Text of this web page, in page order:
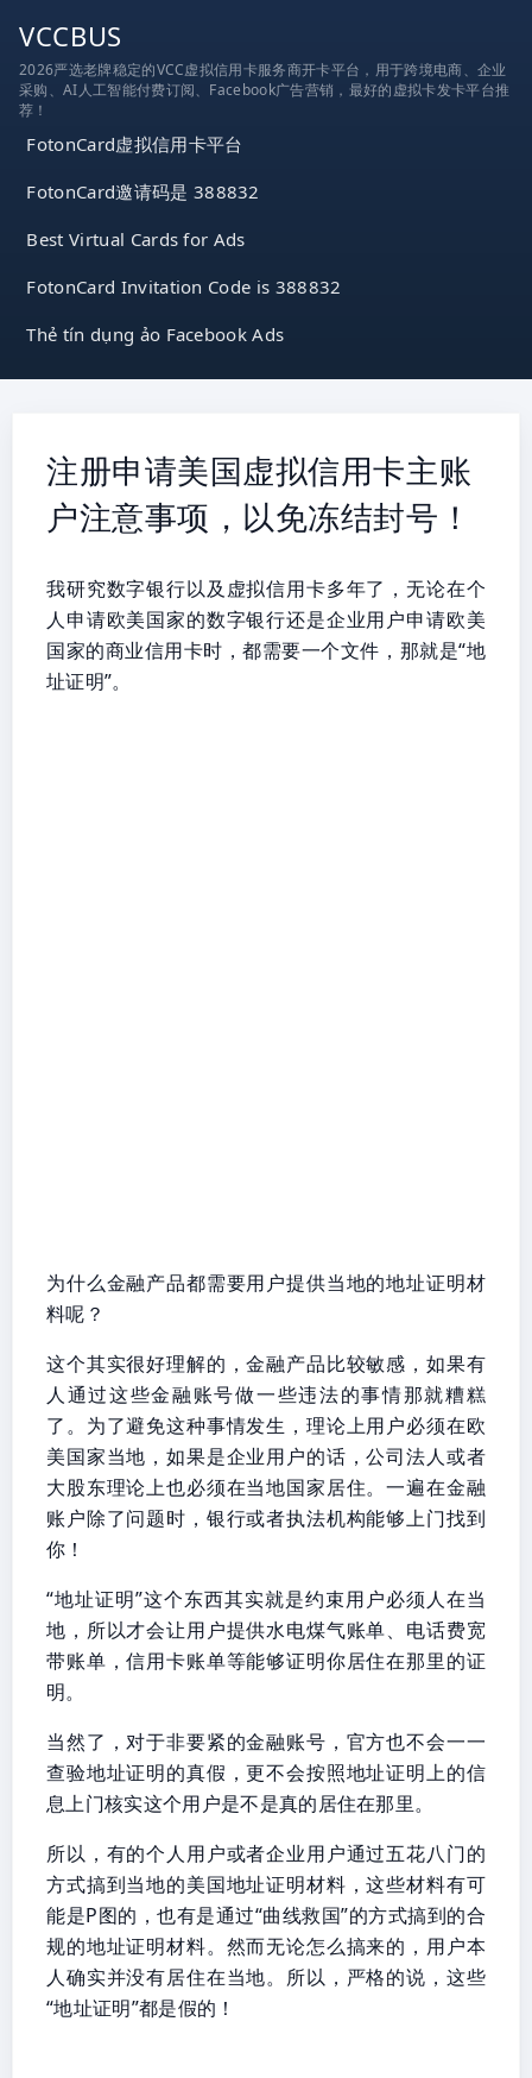
VCCBUS
2026严选老牌稳定的VCC虚拟信用卡服务商开卡平台，用于跨境电商、企业
采购、AI人工智能付费订阅、Facebook广告营销，最好的虚拟卡发卡平台推
荐！
FotonCard虚拟信用卡平台
FotonCard邀请码是 388832
Best Virtual Cards for Ads
FotonCard Invitation Code is 388832
Thẻ tín dụng ảo Facebook Ads
注册申请美国虚拟信用卡主账
户注意事项，以免冻结封号！
我研究数字银行以及虚拟信用卡多年了，无论在个
人申请欧美国家的数字银行还是企业用户申请欧美
国家的商业信用卡时，都需要一个文件，那就是“地
址证明”。
为什么金融产品都需要用户提供当地的地址证明材
料呢？
这个其实很好理解的，金融产品比较敏感，如果有
人通过这些金融账号做一些违法的事情那就糟糕
了。为了避免这种事情发生，理论上用户必须在欧
美国家当地，如果是企业用户的话，公司法人或者
大股东理论上也必须在当地国家居住。一遍在金融
账户除了问题时，银行或者执法机构能够上门找到
你！
“地址证明”这个东西其实就是约束用户必须人在当
地，所以才会让用户提供水电煤气账单、电话费宽
带账单，信用卡账单等能够证明你居住在那里的证
明。
当然了，对于非要紧的金融账号，官方也不会一一
查验地址证明的真假，更不会按照地址证明上的信
息上门核实这个用户是不是真的居住在那里。
所以，有的个人用户或者企业用户通过五花八门的
方式搞到当地的美国地址证明材料，这些材料有可
能是P图的，也有是通过“曲线救国”的方式搞到的合
规的地址证明材料。然而无论怎么搞来的，用户本
人确实并没有居住在当地。所以，严格的说，这些
“地址证明”都是假的！